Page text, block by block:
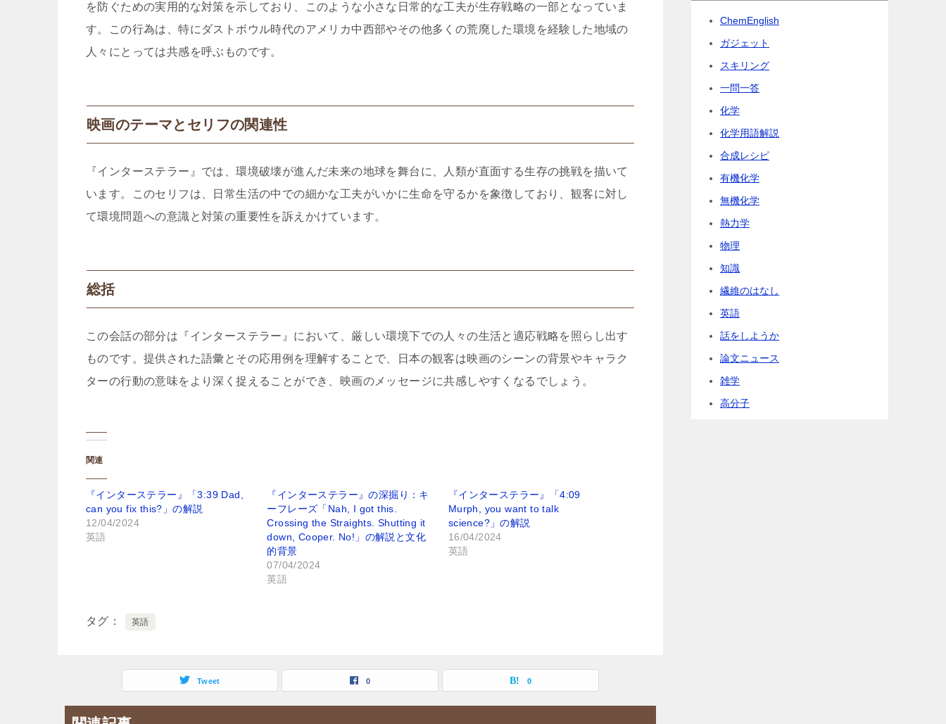
を防ぐための実用的な対策を示しており、このような小さな日常的な工夫が生存戦略の一部となっていま
す。この行為は、特にダストボウル時代のアメリカ中西部やその他多くの荒廃した環境を経験した地域の
人々にとっては共感を呼ぶものです。
映画のテーマとセリフの関連性
『インターステラー』では、環境破壊が進んだ未来の地球を舞台に、人類が直面する生存の挑戦を描いて
います。このセリフは、日常生活の中での細かな工夫がいかに生命を守るかを象徴しており、観客に対し
て環境問題への意識と対策の重要性を訴えかけています。
総括
この会話の部分は『インターステラー』において、厳しい環境下での人々の生活と適応戦略を照らし出す
ものです。提供された語彙とその応用例を理解することで、日本の観客は映画のシーンの背景やキャラク
ターの行動の意味をより深く捉えることができ、映画のメッセージに共感しやすくなるでしょう。
関連
『インターステラー』「3:39 Dad,
can you fix this?」の解説
12/04/2024
英語
『インターステラー』の深掘り：キ
ーフレーズ「Nah, I got this.
Crossing the Straights. Shutting it
down, Cooper. No!」の解説と文化
的背景
07/04/2024
英語
『インターステラー』「4:09
Murph, you want to talk
science?」の解説
16/04/2024
英語
タグ 英語
Tweet 0 0
ChemEnglish
ガジェット
スキリング
一問一答
化学
化学用語解説
合成レシピ
有機化学
無機化学
熱力学
物理
知識
繊維のはなし
英語
話をしようか
論文ニュース
雑学
高分子